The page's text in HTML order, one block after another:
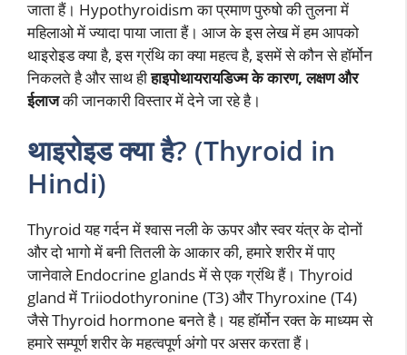
जाता हैं। Hypothyroidism का प्रमाण पुरुषो की तुलना में
महिलाओ में ज्यादा पाया जाता हैं। आज के इस लेख में हम आपको
थाइरोइड क्या है, इस ग्रंथि का क्या महत्व है, इसमें से कौन से हॉर्मोन
निकलते है और साथ हीहाइपोथायरायडिज्म के कारण, लक्षण और
ईलाजकी जानकारी विस्तार में देने जा रहे है।
थाइरोइड क्या है? (Thyroid in
Hindi)
Thyroid यह गर्दन में श्वास नली के ऊपर और स्वर यंत्र के दोनों
और दो भागो में बनी तितली के आकार की, हमारे शरीर में पाए
जानेवाले Endocrine glands में से एक ग्रंथि हैं। Thyroid
gland में Triiodothyronine (T3) और Thyroxine (T4)
जैसे Thyroid hormone बनते है। यह हॉर्मोन रक्त के माध्यम से
हमारे सम्पूर्ण शरीर के महत्वपूर्ण अंगो पर असर करता हैं।